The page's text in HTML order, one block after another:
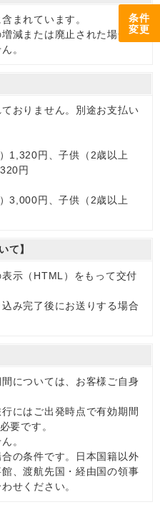
条件
変更
まれています。
減または廃止された場合で
。
おりません。別途お支払い
1,320円、子供（2歳以上
円
3,000円、子供（2歳以上
て】
示（HTML）をもって交付
み完了後にお送りする場合
については、お客様ご自身
にはご出発時点で有効期間
要です。
。
の条件です。日本国籍以外
、渡航先国・経由国の領事
せください。